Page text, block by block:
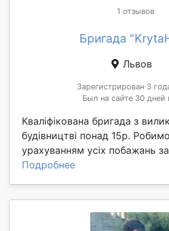
1 отзывов
Бригада
Львов
Зарегистрирован 3
Был на сайте 30 дней
Кваліфікована бригада з
будівництві понад 15р.
урахуванням усіх побажань
Подробнее